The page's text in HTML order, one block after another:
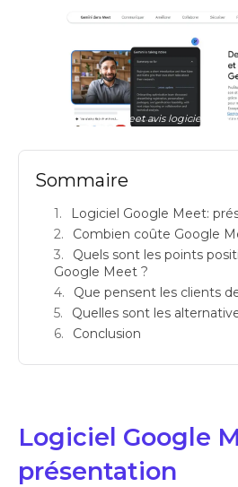
google meet avis logiciels de
Sommaire
Logiciel Google Meet:
Combien coûte Google
Quels sont les points
Google Meet ?
Que pensent les clients
Quelles sont les
Conclusion
Logiciel Google
présentation